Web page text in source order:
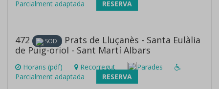
Parcialment adaptada RESERVA
472 SOD
Prats de Lluçanès - Santa Eulàlia
de Puig-oriol - Sant Martí Albars
Horaris (pdf) Recorregut
Parades
Parcialment adaptada
RESERVA